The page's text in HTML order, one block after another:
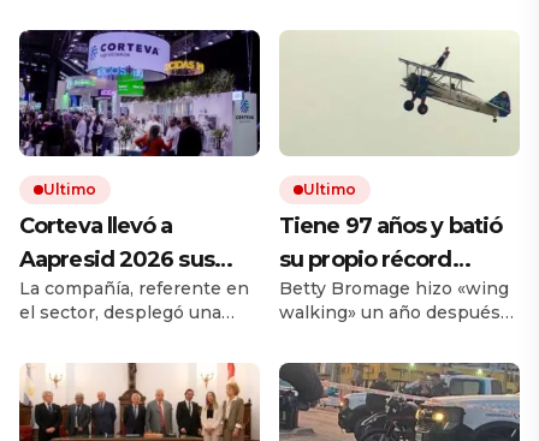
Ultimo
Corteva llevó a
Aapresid 2026 sus
soluciones integrales
para la protección de
cultivos
La compañía, referente en
el sector, desplegó una
combina productos
tradicionales y soluciones
biológicas. El portafolio
incluyó a sus últimas
Ultimo
Tiene 97 años y batió
su propio récord
Guinness al
convertirse en la
mujer más longeva del
mundo en volar sobre
las alas de un avión en
Betty Bromage hizo «wing
walking» un año después
cerebral. La acrobacia aérea
consiste en volar parada
sobre las alas de una
aeronave y ya lo había